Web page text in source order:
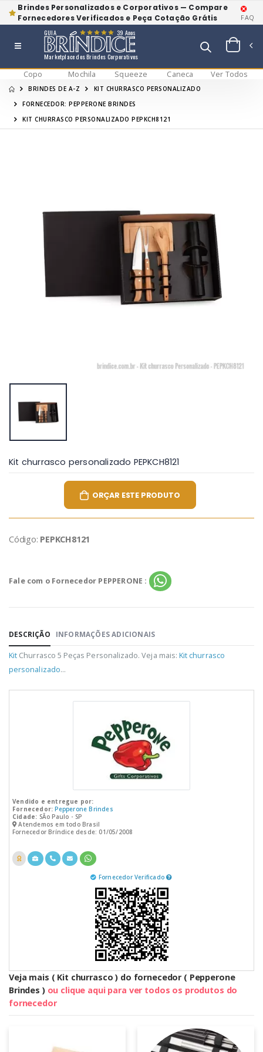
Brindes Personalizados e Corporativos — Compare
Fornecedores Verificados e Peça Cotação Grátis
FAQ
Marketplace dos Brindes Corporativos
GUIA 39 Anos
Copo Mochila Squeeze Caneca Ver Todos
BRINDES DE A-Z
KIT CHURRASCO PERSONALIZADO
FORNECEDOR: PEPPERONE BRINDES
KIT CHURRASCO PERSONALIZADO PEPKCH8121
Kit churrasco personalizado PEPKCH8121
ORÇAR ESTE PRODUTO
Código: PEPKCH8121
Fale com o Fornecedor PEPPERONE :
DESCRIÇÃO INFORMAÇÕES ADICIONAIS
Kit Churrasco 5 Peças Personalizado. Veja mais:Kit churrasco
personalizado...
Vendido e entregue por:
Fornecedor: Pepperone Brindes
Cidade: SÃo Paulo - SP
Atendemos em todo Brasil
Fornecedor Bríndice desde: 01/05/2008
Fornecedor Verificado
Veja mais ( Kit churrasco ) do fornecedor ( Pepperone
Brindes ) ou clique aqui para ver todos os produtos do
fornecedor